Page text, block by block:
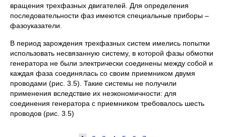
вращения трехфазных двигателей. Для определения
последовательности фаз имеются специальные приборы –
фазоуказатели.
В период зарождения трехфазных систем имелись попытки
использовать несвязанную систему, в которой фазы обмотки
генератора не были электрически соединены между собой и
каждая фаза соединялась со своим приемником двумя
проводами (рис. 3.5). Такие системы не получили
применения вследствие их неэкономичности: для
соединения генератора с приемником требовалось шесть
проводов (рис. 3.5)